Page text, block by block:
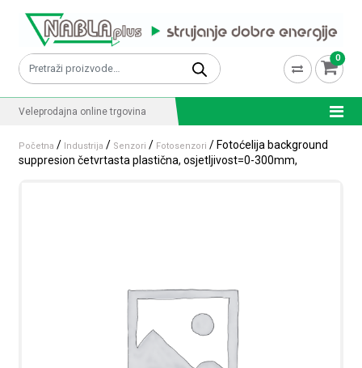
Pretraži: 0
Veleprodajna online trgovina
Početna / Industrija / Senzori / Fotosenzori / Fotoćelija background
suppresion četvrtasta plastična, osjetljivost=0-300mm,